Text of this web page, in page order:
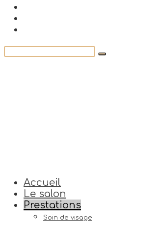
Accueil
Le salon
Prestations
Soin de visage